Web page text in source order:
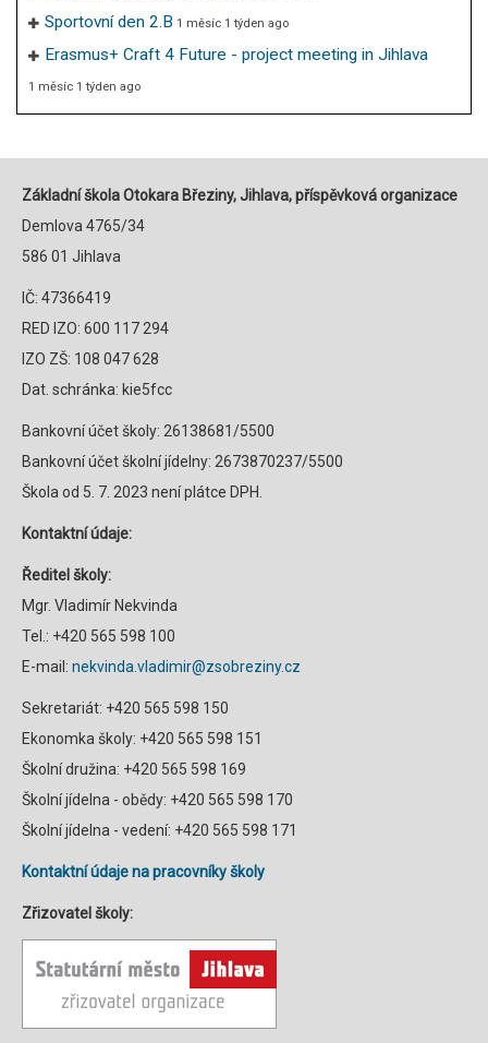
Sportovní den 2.B 1 měsíc 1 týden ago
Erasmus+ Craft 4 Future - project meeting in Jihlava
1 měsíc 1 týden ago
Základní škola Otokara Březiny, Jihlava, příspěvková organizace
Demlova 4765/34
586 01 Jihlava
IČ: 47366419
RED IZO: 600 117 294
IZO ZŠ: 108 047 628
Dat. schránka: kie5fcc
Bankovní účet školy: 26138681/5500
Bankovní účet školní jídelny: 2673870237/5500
Škola od 5. 7. 2023 není plátce DPH.
Kontaktní údaje:
Ředitel školy:
Mgr. Vladimír Nekvinda
Tel.: +420 565 598 100
E-mail: nekvinda.vladimir@zsobreziny.cz
Sekretariát: +420 565 598 150
Ekonomka školy: +420 565 598 151
Školní družina: +420 565 598 169
Školní jídelna - obědy: +420 565 598 170
Školní jídelna - vedení: +420 565 598 171
Kontaktní údaje na pracovníky školy
Zřizovatel školy: